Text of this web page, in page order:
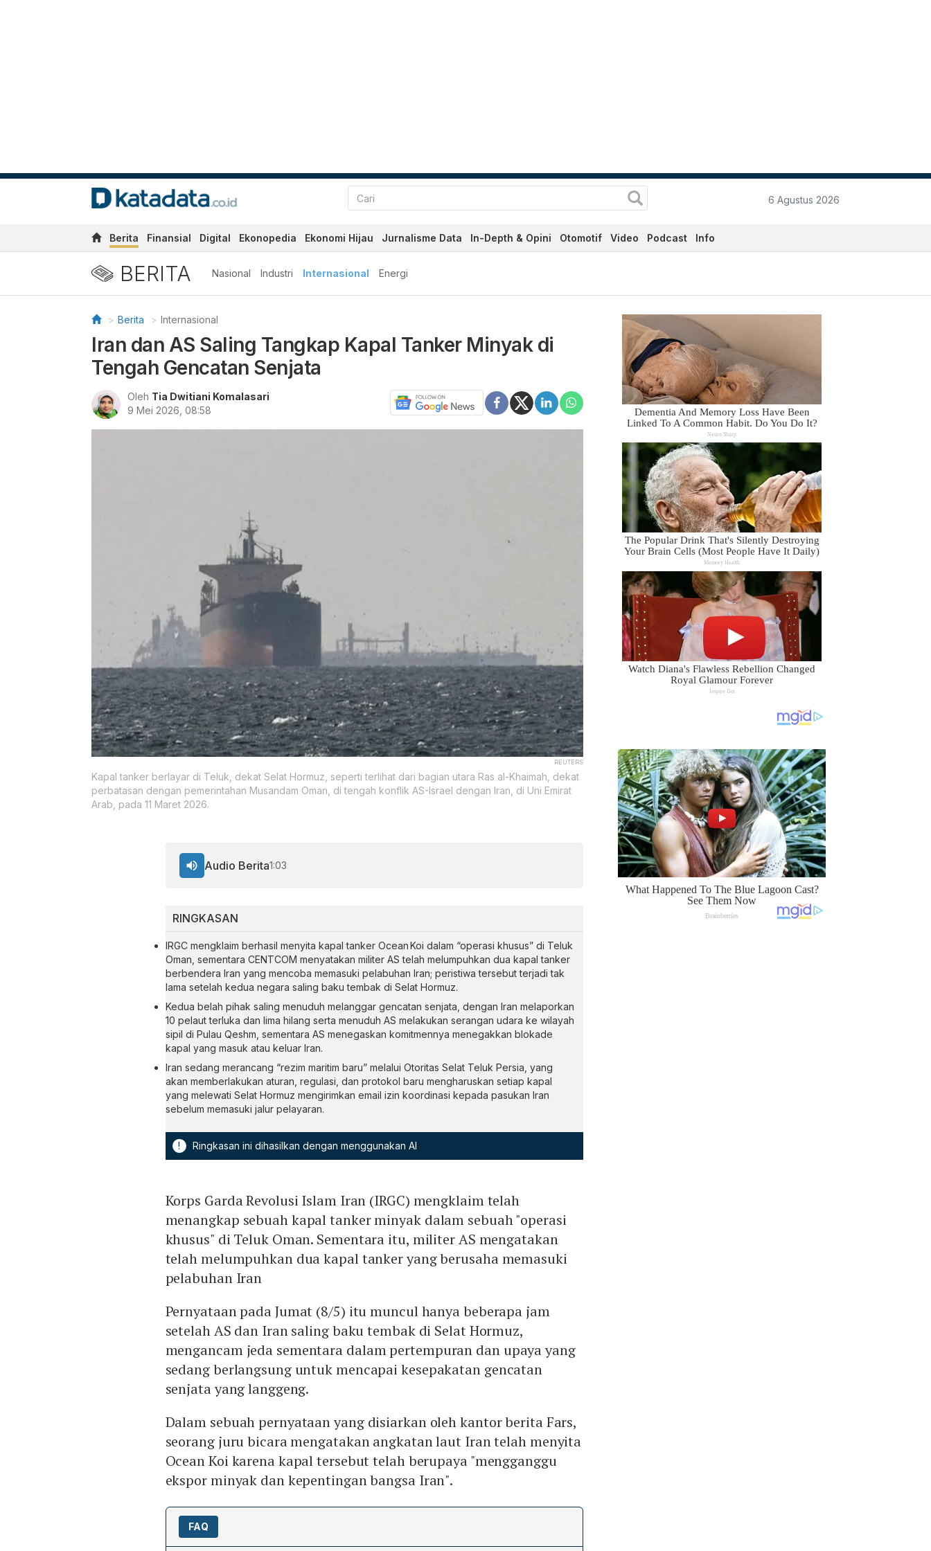
6 Agustus 2026
Berita Finansial Digital Ekonopedia Ekonomi Hijau Jurnalisme Data In-Depth & Opini Otomotif Video Podcast Info
BERITA Nasional Industri Internasional Energi
Berita Internasional
Iran dan AS Saling Tangkap Kapal Tanker Minyak di
Tengah Gencatan Senjata
Oleh Tia Dwitiani Komalasari
9 Mei 2026, 08:58
REUTERS
Kapal tanker berlayar di Teluk, dekat Selat Hormuz, seperti terlihat dari bagian utara Ras al-Khaimah, dekat
perbatasan dengan pemerintahan Musandam Oman, di tengah konflik AS-Israel dengan Iran, di Uni Emirat
Arab, pada 11 Maret 2026.
RINGKASAN
IRGC mengklaim berhasil menyita kapal tanker Ocean Koi dalam “operasi khusus” di Teluk
Oman, sementara CENTCOM menyatakan militer AS telah melumpuhkan dua kapal tanker
berbendera Iran yang mencoba memasuki pelabuhan Iran; peristiwa tersebut terjadi tak
lama setelah kedua negara saling baku tembak di Selat Hormuz.
Kedua belah pihak saling menuduh melanggar gencatan senjata, dengan Iran melaporkan
10 pelaut terluka dan lima hilang serta menuduh AS melakukan serangan udara ke wilayah
sipil di Pulau Qeshm, sementara AS menegaskan komitmennya menegakkan blokade
kapal yang masuk atau keluar Iran.
Iran sedang merancang “rezim maritim baru” melalui Otoritas Selat Teluk Persia, yang
akan memberlakukan aturan, regulasi, dan protokol baru mengharuskan setiap kapal
yang melewati Selat Hormuz mengirimkan email izin koordinasi kepada pasukan Iran
sebelum memasuki jalur pelayaran.
! Ringkasan ini dihasilkan dengan menggunakan AI
Audio Berita1:03
Korps Garda Revolusi Islam Iran (IRGC) mengklaim telah
menangkap sebuah kapal tanker minyak dalam sebuah "operasi
khusus" di Teluk Oman. Sementara itu, militer AS mengatakan
telah melumpuhkan dua kapal tanker yang berusaha memasuki
pelabuhan Iran
Pernyataan pada Jumat (8/5) itu muncul hanya beberapa jam
setelah AS dan Iran saling baku tembak di Selat Hormuz,
mengancam jeda sementara dalam pertempuran dan upaya yang
sedang berlangsung untuk mencapai kesepakatan gencatan
senjata yang langgeng.
Dalam sebuah pernyataan yang disiarkan oleh kantor berita Fars,
seorang juru bicara mengatakan angkatan laut Iran telah menyita
Ocean Koi karena kapal tersebut telah berupaya "mengganggu
ekspor minyak dan kepentingan bangsa Iran".
FAQ